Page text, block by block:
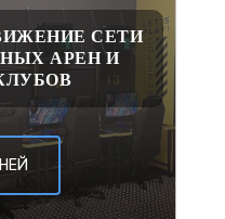
СЕТИ
АРЕН И